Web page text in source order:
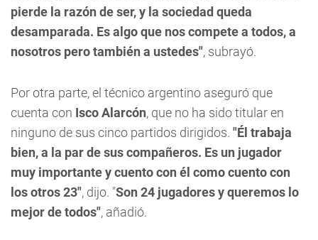
pierde la razón de ser, y la sociedad queda
desamparada. Es algo que nos compete a todos, a
nosotros pero también a ustedes", subrayó.
Por otra parte, el técnico argentino aseguró que
cuenta con Isco Alarcón, que no ha sido titular en
ninguno de sus cinco partidos dirigidos. "Él trabaja
bien, a la par de sus compañeros. Es un jugador
muy importante y cuento con él como cuento con
los otros 23", dijo. "Son 24 jugadores y queremos lo
mejor de todos", añadió.